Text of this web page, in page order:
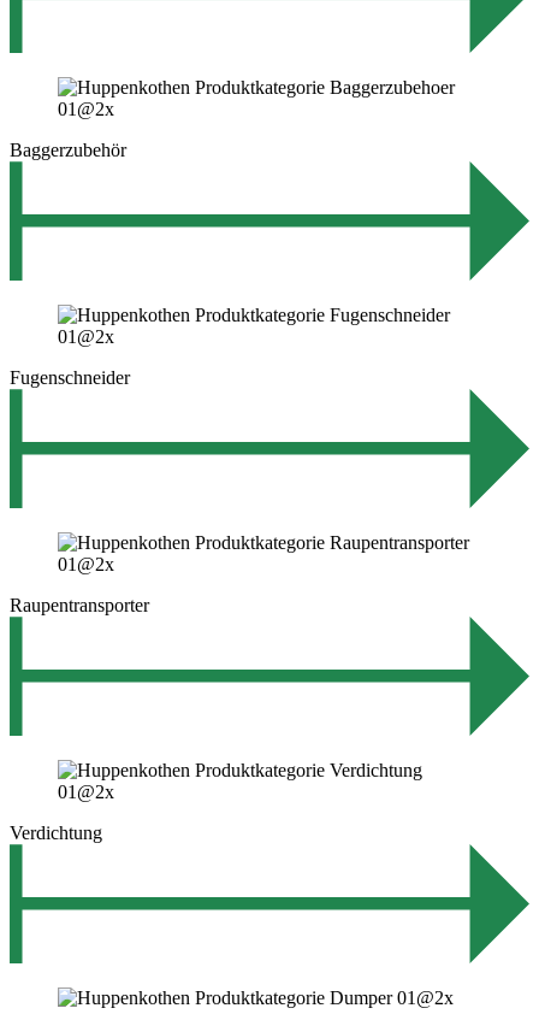
Baggerzubehör
Fugenschneider
Raupentransporter
Verdichtung